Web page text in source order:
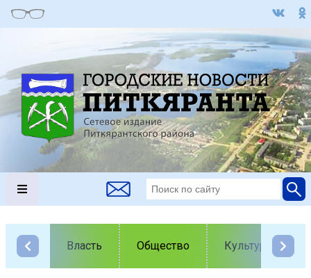
Власть Общество Культура